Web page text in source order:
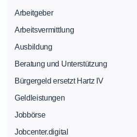
Arbeitgeber
Arbeitsvermittlung
Ausbildung
Beratung und Unterstützung
Bürgergeld ersetzt Hartz IV
Geldleistungen
Jobbörse
Jobcenter.digital